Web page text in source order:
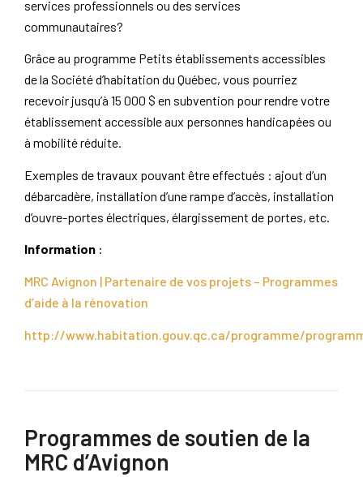
services professionnels ou des services
communautaires?
Grâce au programme Petits établissements accessibles
de la Société d’habitation du Québec, vous pourriez
recevoir jusqu’à 15 000 $ en subvention pour rendre votre
établissement accessible aux personnes handicapées ou
à mobilité réduite.
Exemples de travaux pouvant être effectués : ajout d’un
débarcadère, installation d’une rampe d’accès, installation
d’ouvre-portes électriques, élargissement de portes, etc.
Information :
MRC Avignon | Partenaire de vos projets – Programmes
d’aide à la rénovation
http://www.habitation.gouv.qc.ca/programme/
Programmes de soutien de la
MRC d’Avignon